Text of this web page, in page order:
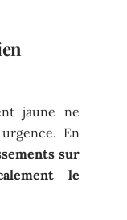
jaune ne
En
sur
le